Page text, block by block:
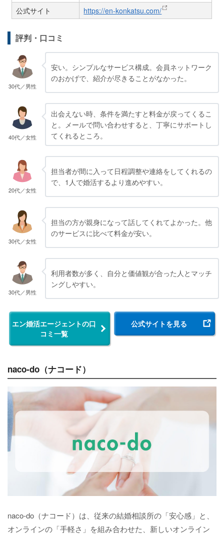
公式サイト
https://en-konkatsu.com/
評判・口コミ
30代／男性
安い。シンプルなサービス構成。会員ネットワーク
のおかげで、紹介が尽きることがなかった。
40代／女性
出会えない時、条件を満たすと料金が戻ってくるこ
と。メールで問い合わせすると、丁寧にサポートし
てくれるところ。
20代／女性
担当者が間に入って日程調整や連絡をしてくれるの
で、1人で婚活するより進めやすい。
30代／女性
担当の方が親身になって話してくれてよかった。他
のサービスに比べて料金が安い。
30代／男性
利用者数が多く、自分と価値観が合った人とマッチ
ングしやすい。
エン婚活エージェントの口
コミ一覧
公式サイトを見る
naco-do（ナコード）
naco-do（ナコード）は、従来の結婚相談所の「安心感」と、
オンラインの「手軽さ」を組み合わせた、新しいオンライン